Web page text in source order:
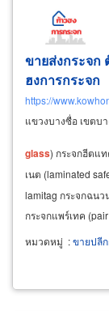
ขายส่งกระจก
ฮงการกระจก
https://
แขวงบางซื่อ เขตบ
glass) กระจกฮีตแ
เนต (laminated
lamitag กระจกฉน
กระจกแพร์เทค
จกเทมเปอร์
หมวดหมู่ :ขายปลี